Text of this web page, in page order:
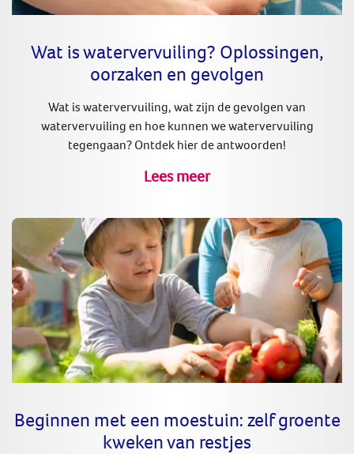
Wat is watervervuiling? Oplossingen,
oorzaken en gevolgen
Wat is watervervuiling, wat zijn de gevolgen van
watervervuiling en hoe kunnen we watervervuiling
tegengaan? Ontdek hier de antwoorden!
Lees meer
Beginnen met een moestuin: zelf groente
kweken van restjes